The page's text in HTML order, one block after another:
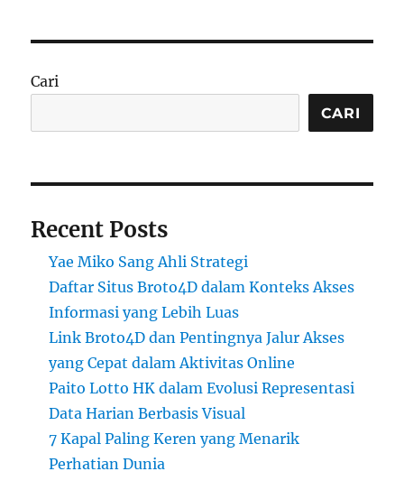
Cari
CARI
Recent Posts
Yae Miko Sang Ahli Strategi
Daftar Situs Broto4D dalam Konteks Akses
Informasi yang Lebih Luas
Link Broto4D dan Pentingnya Jalur Akses
yang Cepat dalam Aktivitas Online
Paito Lotto HK dalam Evolusi Representasi
Data Harian Berbasis Visual
7 Kapal Paling Keren yang Menarik
Perhatian Dunia